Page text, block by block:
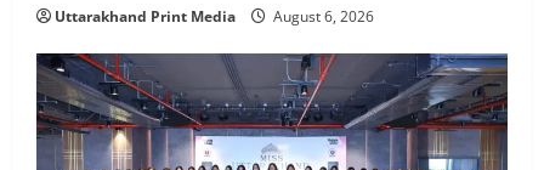
Uttarakhand Print Media August 6, 2026